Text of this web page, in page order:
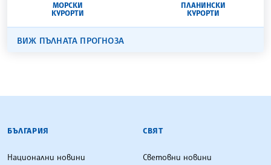
МОРСКИ
КУРОРТИ
ПЛАНИНСКИ
КУРОРТИ
ВИЖ ПЪЛНАТА ПРОГНОЗА
БЪЛГАРСКА ТЕЛЕГРАФНА АГЕНЦИЯ
БЪЛГАРИЯ
Национални новини
СВЯТ
Световни новини